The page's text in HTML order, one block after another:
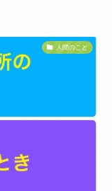
人間のこと